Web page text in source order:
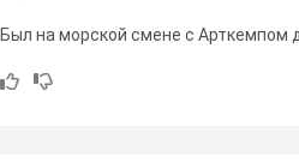
Был на морской смене с Арткемпом